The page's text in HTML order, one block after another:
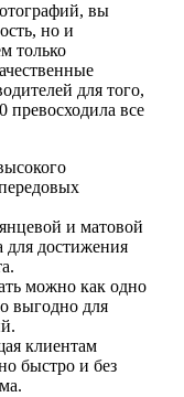
вы
но и
только
для того,
превосходила все
и матовой
для достижения
можно как одно
выгодно для
клиентам
быстро и без